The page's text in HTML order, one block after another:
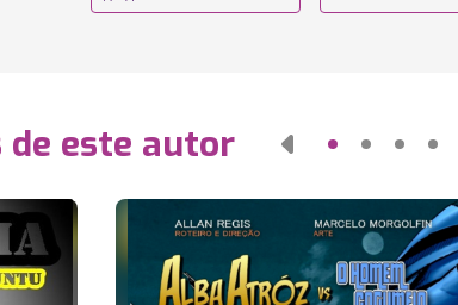
de este autor